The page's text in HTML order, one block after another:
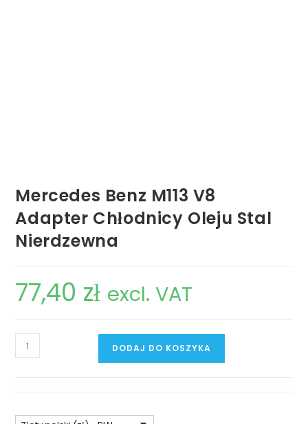
Mercedes Benz M113 V8
Adapter Chłodnicy Oleju Stal
Nierdzewna
77,40 zł excl. VAT
ilość
Mercedes
DODAJ DO KOSZYKA